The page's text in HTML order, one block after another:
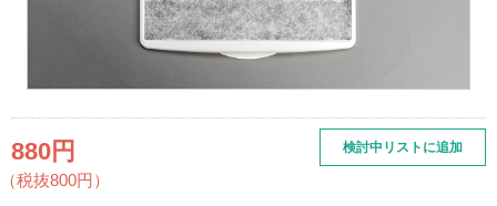
880円
（税抜800円）
検討中リストに追加